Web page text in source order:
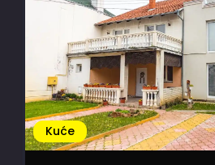
Kuće